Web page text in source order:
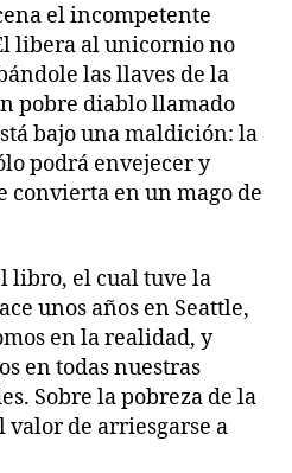
el incompetente
libera al unicornio no
las llaves de la
pobre diablo llamado
bajo una maldición: la
podrá envejecer y
convierta en un mago de
libro, el cual tuve la
unos años en Seattle,
en la realidad, y
en todas nuestras
Sobre la pobreza de la
de arriesgarse a